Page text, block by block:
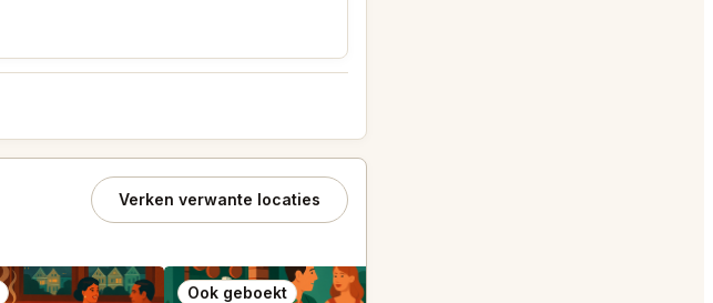
Verken verwante locaties
Ook geboekt